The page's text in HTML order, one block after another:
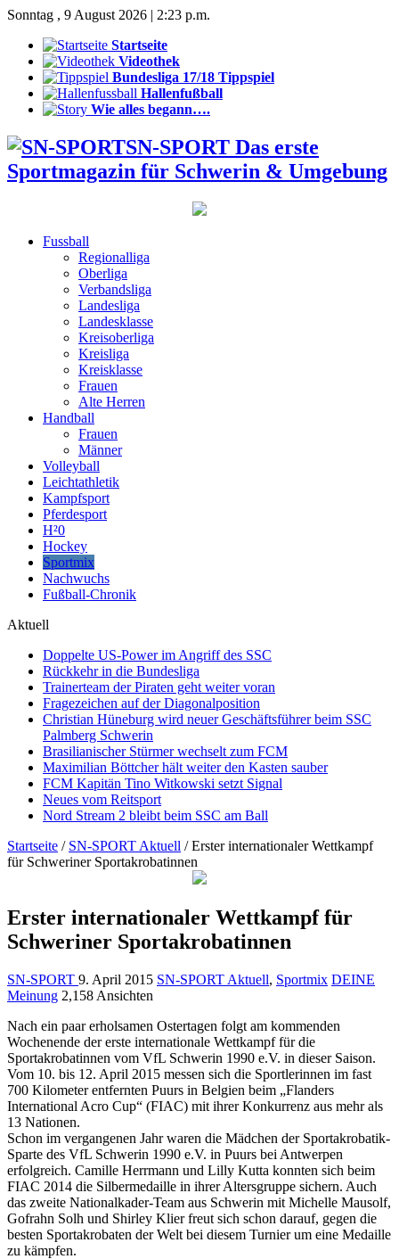
Sonntag , 9 August 2026 | 2:23 p.m.
Startseite
Videothek
Bundesliga 17/18 Tippspiel
Hallenfußball
Wie alles begann….
SN-SPORT Das erste
Sportmagazin für Schwerin & Umgebung
Fussball
Regionalliga
Oberliga
Verbandsliga
Landesliga
Landesklasse
Kreisoberliga
Kreisliga
Kreisklasse
Frauen
Alte Herren
Handball
Frauen
Männer
Volleyball
Leichtathletik
Kampfsport
Pferdesport
H²0
Hockey
Sportmix
Nachwuchs
Fußball-Chronik
Aktuell
Doppelte US-Power im Angriff des SSC
Rückkehr in die Bundesliga
Trainerteam der Piraten geht weiter voran
Fragezeichen auf der Diagonalposition
Christian Hüneburg wird neuer Geschäftsführer beim SSC
Palmberg Schwerin
Brasilianischer Stürmer wechselt zum FCM
Maximilian Böttcher hält weiter den Kasten sauber
FCM Kapitän Tino Witkowski setzt Signal
Neues vom Reitsport
Nord Stream 2 bleibt beim SSC am Ball
Startseite / SN-SPORT Aktuell / Erster internationaler Wettkampf
für Schweriner Sportakrobatinnen
Erster internationaler Wettkampf für
Schweriner Sportakrobatinnen
SN-SPORT 9. April 2015 SN-SPORT Aktuell, Sportmix DEINE
Meinung 2,158 Ansichten
Nach ein paar erholsamen Ostertagen folgt am kommenden
Wochenende der erste internationale Wettkampf für die
Sportakrobatinnen vom VfL Schwerin 1990 e.V. in dieser Saison.
Vom 10. bis 12. April 2015 messen sich die Sportlerinnen im fast
700 Kilometer entfernten Puurs in Belgien beim „Flanders
International Acro Cup“ (FIAC) mit ihrer Konkurrenz aus mehr als
13 Nationen.
Schon im vergangenen Jahr waren die Mädchen der Sportakrobatik-
Sparte des VfL Schwerin 1990 e.V. in Puurs bei Antwerpen
erfolgreich. Camille Herrmann und Lilly Kutta konnten sich beim
FIAC 2014 die Silbermedaille in ihrer Altersgruppe sichern. Auch
das zweite Nationalkader-Team aus Schwerin mit Michelle Mausolf,
Gofrahn Solh und Shirley Klier freut sich schon darauf, gegen die
besten Sportakrobaten der Welt bei diesem Turnier um eine Medaille
zu kämpfen.